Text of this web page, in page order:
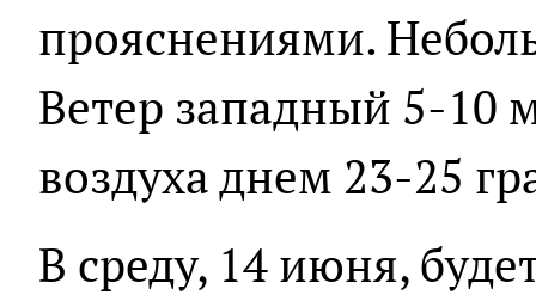
прояснениями.
Ветер западный 5-10
воздуха днем 23-25
В среду, 14 июня,